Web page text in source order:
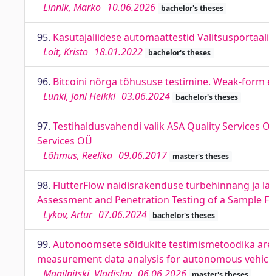
Linnik, Marko 10.06.2026 bachelor's theses
95. Kasutajaliidese automaattestid
Loit, Kristo 18.01.2022 bachelor's theses
96. Bitcoini nõrga tõhususe testimine. Weak-
Lunki, Joni Heikki 03.06.2024 bachelor's theses
97. Testihaldusvahendi valik ASA Quality Services
Services OÜ
Lõhmus, Reelika 09.06.2017 master's theses
98. FlutterFlow näidisrakenduse turbehinnang ja
Assessment and Penetration Testing of a Sample
Lykov, Artur 07.06.2024 bachelor's theses
99. Autonoomsete sõidukite testimismetoodika
measurement data analysis for autonomous